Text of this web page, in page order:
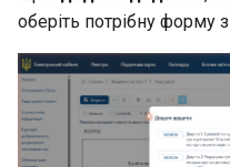
оберіть потрібну форму